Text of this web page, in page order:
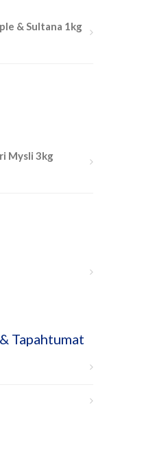
& Sultana 1kg
Mysli 3kg
Tapahtumat